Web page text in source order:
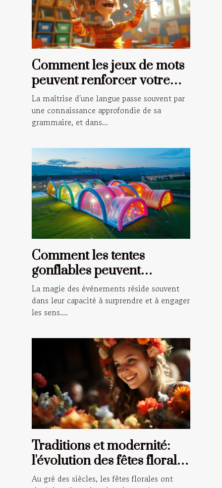
Comment les jeux de mots
peuvent renforcer votre
grammaire française
La maîtrise d'une langue passe souvent par
une connaissance approfondie de sa
grammaire, et dans...
Comment les tentes
gonflables peuvent
transformer vos
événements en spectacles
La magie des événements réside souvent
dans leur capacité à surprendre et à engager
les sens....
Traditions et modernité:
l'évolution des fêtes florales
à travers le temps en
Au gré des siècles, les fêtes florales ont